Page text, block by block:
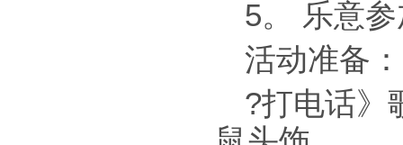
5。 乐意
活动准备：
?打电话》